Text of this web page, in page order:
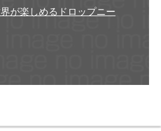
が楽しめるドロップニー